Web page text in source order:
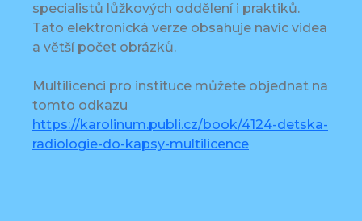
specialistů lůžkových oddělení i praktiků.
Tato elektronická verze obsahuje navíc videa
a větší počet obrázků.
Multilicenci pro instituce můžete objednat na
tomto odkazu
https://karolinum.publi.cz/book/4124-detska-
radiologie-do-kapsy-multilicence